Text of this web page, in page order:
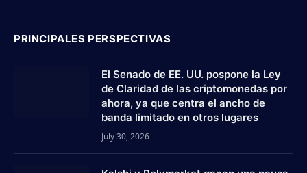
PRINCIPALES PERSPECTIVAS
El Senado de EE. UU. pospone la Ley
de Claridad de las criptomonedas por
ahora, ya que centra el ancho de
banda limitado en otros lugares
July 30, 2026